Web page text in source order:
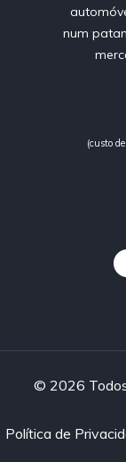
num
(custo
© 2026
Política de